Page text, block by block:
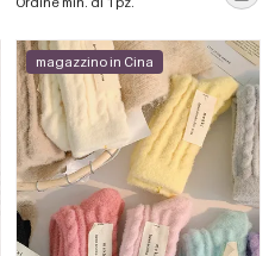
magazzino in Cina